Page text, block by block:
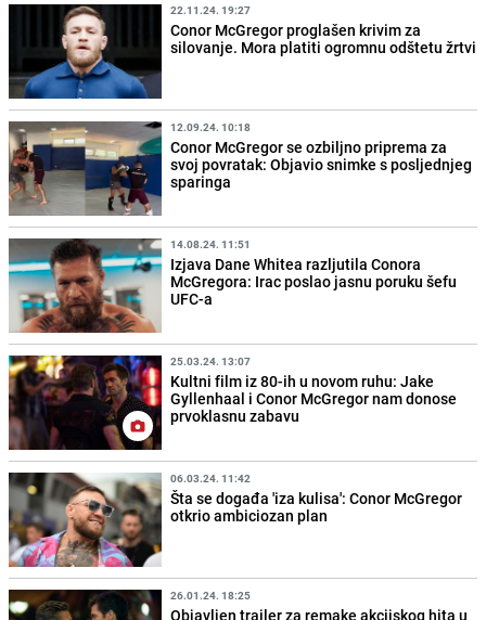
22.11.24. 19:27
Conor McGregor proglašen krivim za
silovanje. Mora platiti ogromnu odštetu žrtvi
12.09.24. 10:18
Conor McGregor se ozbiljno priprema za
svoj povratak: Objavio snimke s posljednjeg
sparinga
14.08.24. 11:51
Izjava Dane Whitea razljutila Conora
McGregora: Irac poslao jasnu poruku šefu
UFC-a
25.03.24. 13:07
Kultni film iz 80-ih u novom ruhu: Jake
Gyllenhaal i Conor McGregor nam donose
prvoklasnu zabavu
06.03.24. 11:42
Šta se događa 'iza kulisa': Conor McGregor
otkrio ambiciozan plan
26.01.24. 18:25
Objavljen trailer za remake akcijskog hita u